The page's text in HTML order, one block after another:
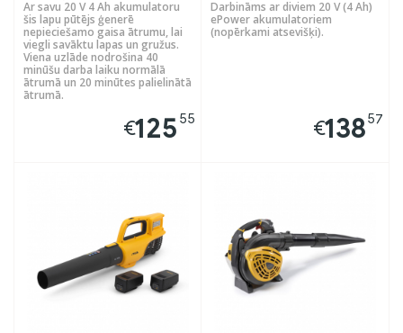
Ar savu 20 V 4 Ah akumulatoru
šis lapu pūtējs ģenerē
nepieciešamo gaisa ātrumu, lai
viegli savāktu lapas un gružus.
Viena uzlāde nodrošina 40
minūšu darba laiku normālā
ātrumā un 20 minūtes palielinātā
ātrumā.
€125 55
Darbināms ar diviem 20 V (4 Ah)
ePower akumulatoriem
(nopērkami atsevišķi).
€13857